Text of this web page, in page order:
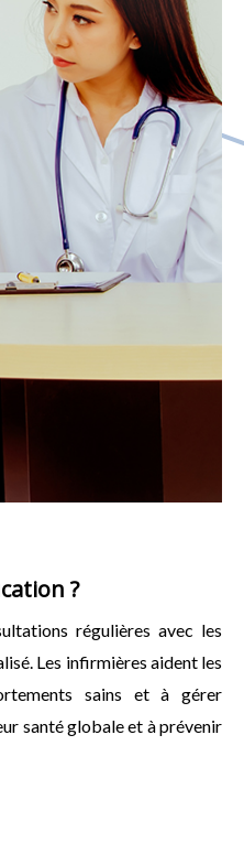
?
régulières avec les
Les infirmières aident les
sains et à gérer
santé globale et à prévenir